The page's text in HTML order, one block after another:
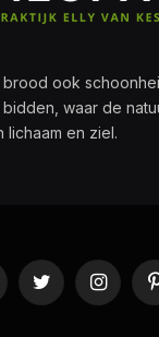
ook
waar de
lichaam en ziel.
Twitter